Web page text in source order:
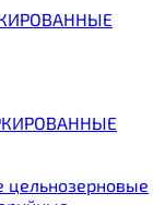
цельнозерновые